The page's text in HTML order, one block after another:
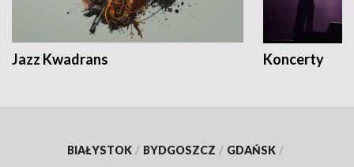
Jazz Kwadrans Koncerty
BIAŁYSTOK / BYDGOSZCZ / GDAŃSK /